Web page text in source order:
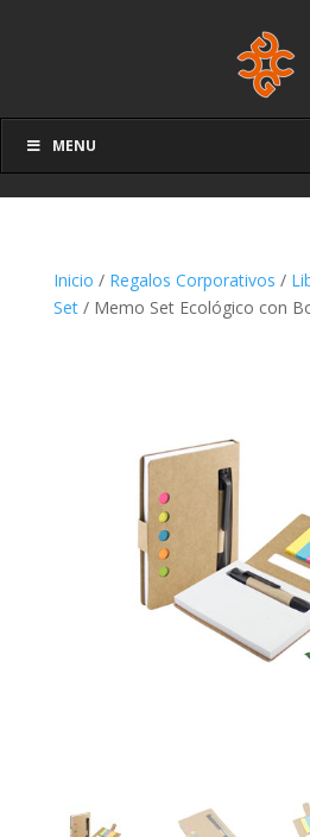
MENU
Inicio / Regalos Corporativos /
Set/ Memo Set Ecológico con